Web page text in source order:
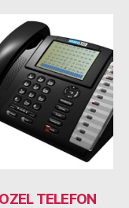
TELEFON